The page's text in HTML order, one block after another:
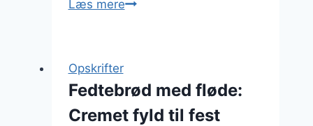
Læs mereFedtebrød
dessertversion
Opskrifter
Fedtebrød med fløde:
Cremet fyld til fest